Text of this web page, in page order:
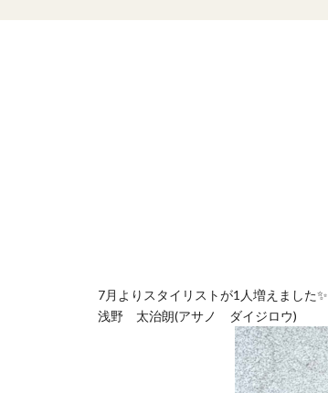
7月よりスタイリストが1人増えました✨
浅野 太治朗(アサノ ダイジロウ)